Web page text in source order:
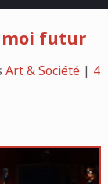
moi futur
Art & Société | 4